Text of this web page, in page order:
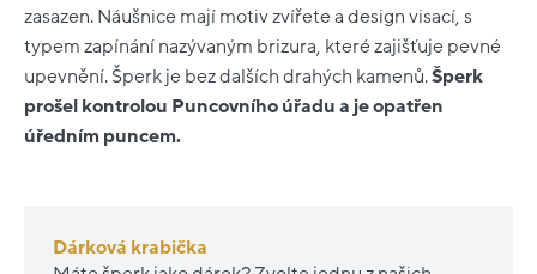
zasazen. Náušnice mají motiv zvířete a design visací, s
typem zapínání nazývaným brizura, které zajišťuje pevné
upevnění. Šperk je bez dalších drahých kamenů.Šperk
prošel kontrolou Puncovního úřadu a je opatřen
úředním puncem.
Dárková krabička